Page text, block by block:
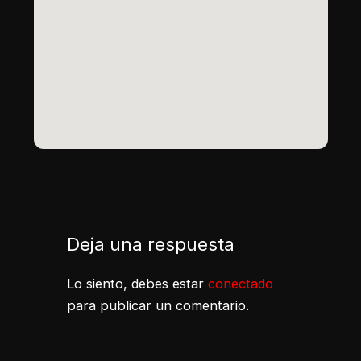
Deja una respuesta
Lo siento, debes estar conectado
para publicar un comentario.